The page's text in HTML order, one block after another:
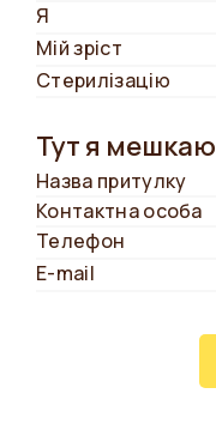
Я
Мій зріст
Стерилізацію
Тут я мешкаю
Назва притулку
Контактна особа
Телефон
E-mail